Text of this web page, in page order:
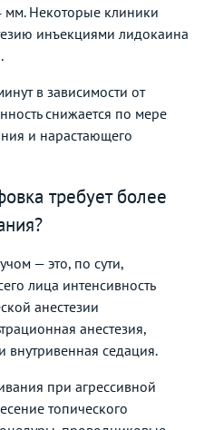
мм. Некоторые клиники
инъекциями лидокаина
в зависимости от
снижается по мере
и нарастающего
требует более
— это, по сути,
лица интенсивность
анестезии
анестезия,
внутривенная седация.
при агрессивной
топического